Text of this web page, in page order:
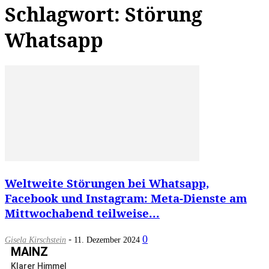
Schlagwort: Störung
Whatsapp
Weltweite Störungen bei Whatsapp,
Facebook und Instagram: Meta-Dienste am
Mittwochabend teilweise...
Gisela Kirschstein - 11. Dezember 2024 0
MAINZ
Klarer Himmel